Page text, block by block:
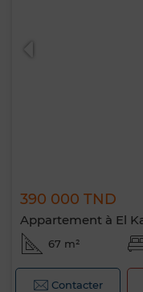
390 000 TND
Appartement à El
67 m²
Contacter